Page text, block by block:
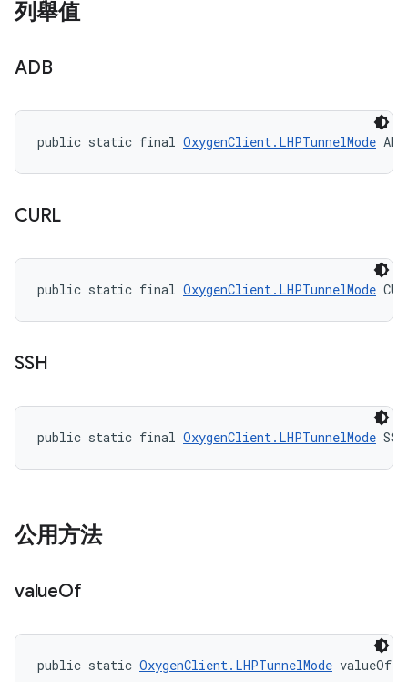
列舉值
ADB
public static final OxygenClient.LHPTunnelMode ADB
CURL
public static final OxygenClient.LHPTunnelMode
SSH
public static final OxygenClient.LHPTunnelMode SSH
公用方法
valueOf
public static OxygenClient.LHPTunnelMode valueOf